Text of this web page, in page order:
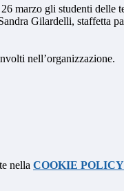
marzo gli studenti delle
Gilardelli, staffetta
nell’organizzazione.
nella COOKIE POLICY